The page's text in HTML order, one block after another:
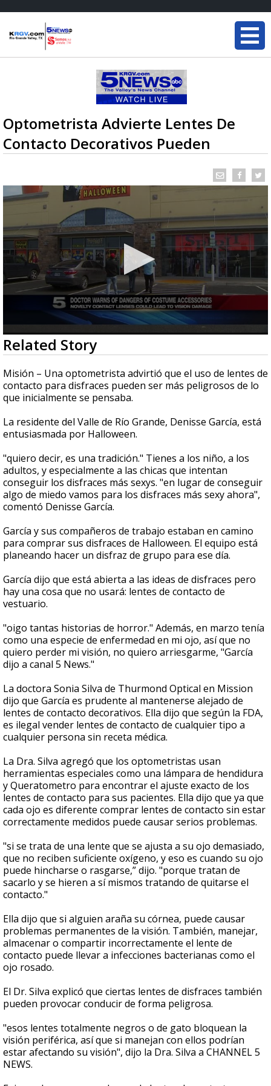
Optometrista Advierte Lentes De
Contacto Decorativos Pueden
0
seconds
of
2
minutes,
50
seconds
Related Story
Misión – Una optometrista advirtió que el uso de lentes de
contacto para disfraces pueden ser más peligrosos de lo
que inicialmente se pensaba.
La residente del Valle de Río Grande, Denisse García, está
entusiasmada por Halloween.
"quiero decir, es una tradición." Tienes a los niño, a los
adultos, y especialmente a las chicas que intentan
conseguir los disfraces más sexys. "en lugar de conseguir
algo de miedo vamos para los disfraces más sexy ahora",
comentó Denisse García.
García y sus compañeros de trabajo estaban en camino
para comprar sus disfraces de Halloween. El equipo está
planeando hacer un disfraz de grupo para ese día.
García dijo que está abierta a las ideas de disfraces pero
hay una cosa que no usará: lentes de contacto de
vestuario.
"oigo tantas historias de horror." Además, en marzo tenía
como una especie de enfermedad en mi ojo, así que no
quiero perder mi visión, no quiero arriesgarme, "García
dijo a canal 5 News."
La doctora Sonia Silva de Thurmond Optical en Mission
dijo que García es prudente al mantenerse alejado de
lentes de contacto decorativos. Ella dijo que según la FDA,
es ilegal vender lentes de contacto de cualquier tipo a
cualquier persona sin receta médica.
La Dra. Silva agregó que los optometristas usan
herramientas especiales como una lámpara de hendidura
y Queratometro para encontrar el ajuste exacto de los
lentes de contacto para sus pacientes. Ella dijo que ya que
cada ojo es diferente comprar lentes de contacto sin estar
correctamente medidos puede causar serios problemas.
"si se trata de una lente que se ajusta a su ojo demasiado,
que no reciben suficiente oxígeno, y eso es cuando su ojo
puede hincharse o rasgarse,” dijo. "porque tratan de
sacarlo y se hieren a sí mismos tratando de quitarse el
contacto."
Ella dijo que si alguien araña su córnea, puede causar
problemas permanentes de la visión. También, manejar,
almacenar o compartir incorrectamente el lente de
contacto puede llevar a infecciones bacterianas como el
ojo rosado.
El Dr. Silva explicó que ciertas lentes de disfraces también
pueden provocar conducir de forma peligrosa.
"esos lentes totalmente negros o de gato bloquean la
visión periférica, así que si manejan con ellos podrían
estar afectando su visión", dijo la Dra. Silva a CHANNEL 5
NEWS.